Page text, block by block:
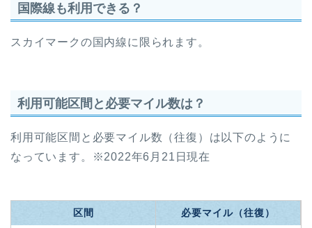
国際線も利用できる？
スカイマークの国内線に限られます。
利用可能区間と必要マイル数は？
利用可能区間と必要マイル数（往復）は以下のように
なっています。※2022年6月21日現在
区間 必要マイル（往復）